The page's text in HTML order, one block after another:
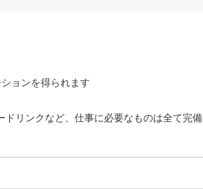
ョンを得られます
リンクなど、仕事に必要なものは全て完備